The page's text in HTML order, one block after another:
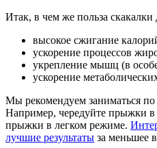
Итак, в чем же польза скакалки
высокое сжигание
ускорение процессов
укрепление мышц (в
ускорение
Мы рекомендуем заниматься
Например, чередуйте прыжки
прыжки в легком режиме.
лучшие результаты за меньшее